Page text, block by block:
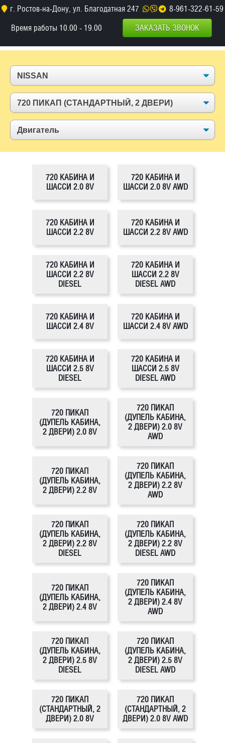
г. Ростов-на-Дону, ул. Благодатная 247
8-961-322-61-59
Время работы 10.00 - 19.00
ЗАКАЗАТЬ ЗВОНОК
720 КАБИНА И
ШАССИ 2.0 8V
720 КАБИНА И
ШАССИ 2.0 8V AWD
720 КАБИНА И
ШАССИ 2.2 8V
720 КАБИНА И
ШАССИ 2.2 8V AWD
720 КАБИНА И
ШАССИ 2.2 8V
DIESEL
720 КАБИНА И
ШАССИ 2.2 8V
DIESEL AWD
720 КАБИНА И
ШАССИ 2.4 8V
720 КАБИНА И
ШАССИ 2.4 8V AWD
720 КАБИНА И
ШАССИ 2.5 8V
DIESEL
720 КАБИНА И
ШАССИ 2.5 8V
DIESEL AWD
720 ПИКАП
(ДУПЕЛЬ КАБИНА,
2 ДВЕРИ) 2.0 8V
720 ПИКАП
(ДУПЕЛЬ КАБИНА,
2 ДВЕРИ) 2.0 8V
AWD
720 ПИКАП
(ДУПЕЛЬ КАБИНА,
2 ДВЕРИ) 2.2 8V
720 ПИКАП
(ДУПЕЛЬ КАБИНА,
2 ДВЕРИ) 2.2 8V
AWD
720 ПИКАП
(ДУПЕЛЬ КАБИНА,
2 ДВЕРИ) 2.2 8V
DIESEL
720 ПИКАП
(ДУПЕЛЬ КАБИНА,
2 ДВЕРИ) 2.2 8V
DIESEL AWD
720 ПИКАП
(ДУПЕЛЬ КАБИНА,
2 ДВЕРИ) 2.4 8V
720 ПИКАП
(ДУПЕЛЬ КАБИНА,
2 ДВЕРИ) 2.4 8V
AWD
720 ПИКАП
(ДУПЕЛЬ КАБИНА,
2 ДВЕРИ) 2.5 8V
DIESEL
720 ПИКАП
(ДУПЕЛЬ КАБИНА,
2 ДВЕРИ) 2.5 8V
DIESEL AWD
720 ПИКАП
(СТАНДАРТНЫЙ, 2
ДВЕРИ) 2.0 8V
720 ПИКАП
(СТАНДАРТНЫЙ, 2
ДВЕРИ) 2.0 8V AWD